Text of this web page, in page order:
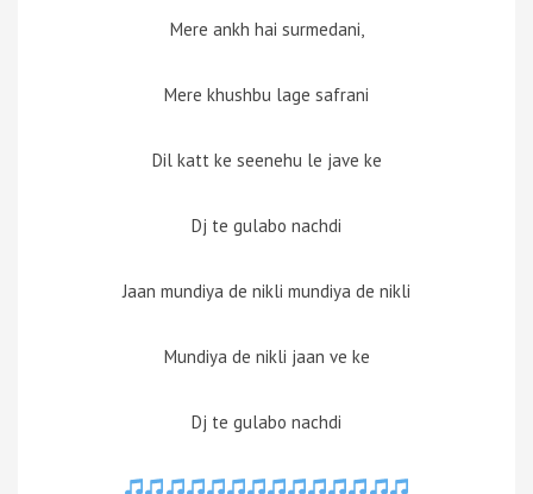
Mere ankh hai surmedani,
Mere khushbu lage safrani
Dil katt ke seenehu le jave ke
Dj te gulabo nachdi
Jaan mundiya de nikli mundiya de nikli
Mundiya de nikli jaan ve ke
Dj te gulabo nachdi